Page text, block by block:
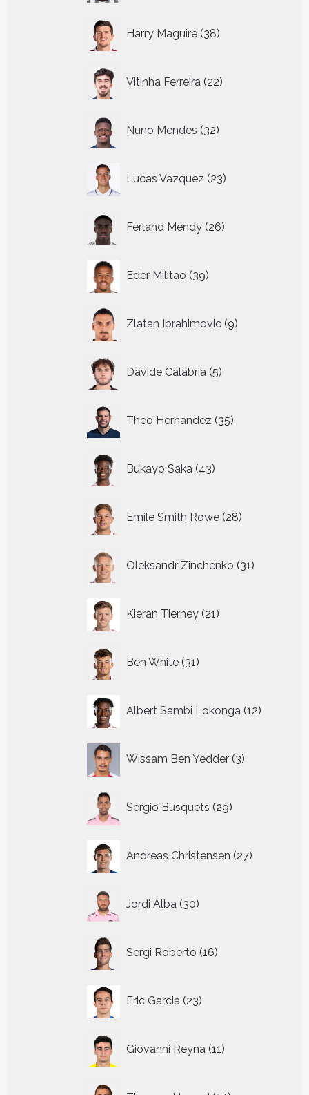
Harry Maguire 38
producten
Vitinha Ferreira 22
producten
Nuno Mendes 32
producten
Lucas Vazquez 23
producten
Ferland Mendy 26
producten
Eder Militao 39
producten
Zlatan Ibrahimovic 9
producten
Davide Calabria 5
producten
Theo Hernandez 35
producten
Bukayo Saka 43
producten
Emile Smith Rowe 28
producten
Oleksandr Zinchenko 31
producten
Kieran Tierney 21
producten
Ben White 31
producten
Albert Sambi Lokonga 12
Wissam Ben Yedder 3
producten
Sergio Busquets 29
producten
Andreas Christensen 27
producten
Jordi Alba 30
producten
Sergi Roberto 16
producten
Eric Garcia 23
producten
Giovanni Reyna 11
producten